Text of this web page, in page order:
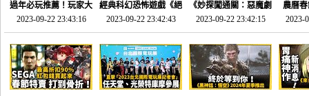
過年必玩推薦！玩家大
推的JRPG神作《神之
天平》介紹！-電玩宅
速配20230126
2023-09-22 23:43:16
經典科幻恐怖遊戲《絕
命異次元 重製版》重
回「石村號」的恐懼體
驗-電玩宅速配
20230125
2023-09-22 23:42:43
《妙探闖通關：惡魔劇
場》將推出「重製
版」!!!今年就能玩到!!-
電玩宅速配20230124
2023-09-22 23:42:15
農曆
SE社
動作角
電玩宅
2023-